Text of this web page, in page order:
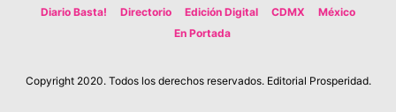
Diario Basta! Directorio Edición Digital CDMX
México
En Portada
Copyright 2020. Todos los derechos reservados. Editorial Prosperidad.